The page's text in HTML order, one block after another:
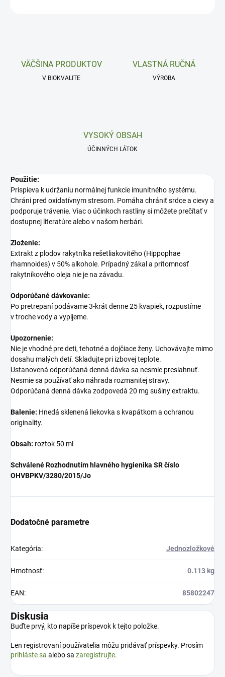
VÄČŠINA PRODUKTOV
V BIOKVALITE
VLASTNÁ RUČNÁ
VÝROBA
VYSOKÝ OBSAH
ÚČINNÝCH LÁTOK
Použitie:
Prispieva k udržaniu normálnej funkcie imunitného systému.
Chráni pred oxidatívnym stresom. Pomáha chrániť srdce a cievy a
podporuje trávenie. Viac o účinkoch rastliny si môžete prečítať v
dostupnej literatúre alebo v našom herbári.
Zloženie:
Extrakt z plodov rakytníka rešetliakovitého (Hippophae
rhamnoides) v 50% alkohole. Prípadný zákal a prítomnosť
rakytníkového oleja nie je na závadu.
Odporúčané dávkovanie:
Po pretrepaní podávame 3-krát denne 25 kvapiek, rozpustíme
v troche vody a vypijeme.
Upozornenie:
Nie je vhodné pre deti, tehotné a dojčiace ženy. Uchovávajte mimo
dosahu malých detí. Skladujte pri izbovej teplote.
Ustanovená odporúčaná denná dávka sa nesmie presiahnuť.
Nesmie sa používať ako náhrada rozmanitej stravy.
Odporúčaná denná dávka zodpovedá 20 mg sušiny extraktu.
Balenie: Hnedá sklenená liekovka s kvapátkom a ochranou
originality.
Obsah: roztok 50 ml
Schválené Rozhodnutím hlavného hygienika SR číslo
OHVBPKV/3280/2015/Jo
Dodatočné parametre
Kategória: Jednozložkové
Hmotnosť: 0.113 kg
EAN: 85802247
Diskusia
Buďte prvý, kto napíše príspevok k tejto položke.
Len registrovaní používatelia môžu pridávať príspevky. Prosím
prihláste sa alebo sa zaregistrujte.